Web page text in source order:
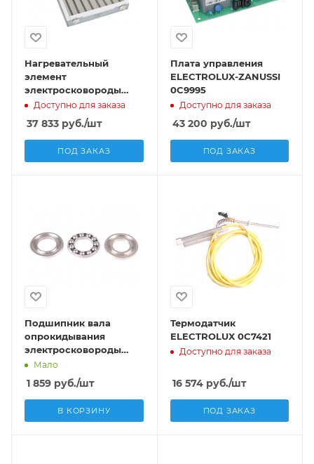
Нагревательный
элемент
электросковороды
KUPPERSBUSCH OEP
3500W 400V
Доступно для заказа
37 833 руб./шт
ПОД ЗАКАЗ
Плата управления
ELECTROLUX-ZANUSSI
0C9995
Доступно для заказа
43 200 руб./шт
ПОД ЗАКАЗ
Подшипник вала
опрокидывания
электросковороды
Fagor SBE9-10
Мало
1 859 руб./шт
В КОРЗИНУ
Термодатчик
ELECTROLUX 0C7421
Доступно для заказа
16 574руб./шт
ПОД ЗАКАЗ